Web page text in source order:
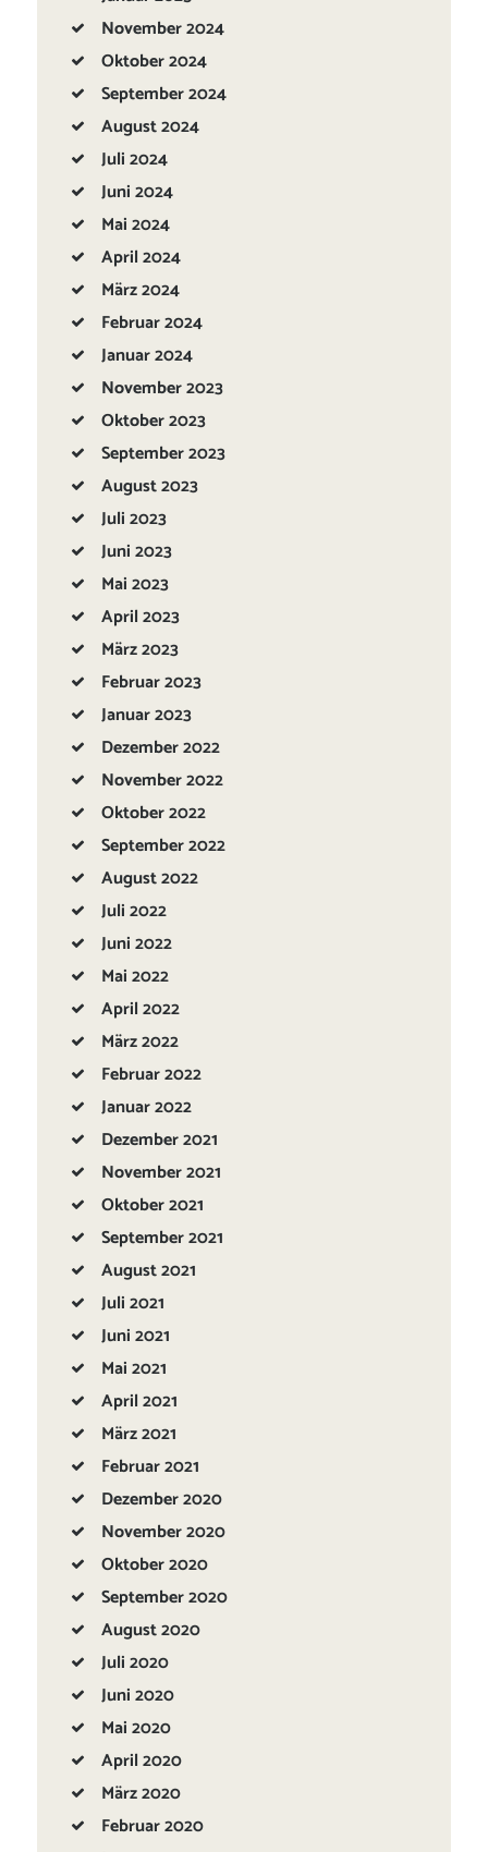
November2024
Oktober2024
September2024
August2024
Juli2024
Juni2024
Mai2024
April2024
März2024
Februar2024
Januar2024
November2023
Oktober2023
September2023
August2023
Juli2023
Juni2023
Mai2023
April2023
März2023
Februar2023
Januar2023
Dezember2022
November2022
Oktober2022
September2022
August2022
Juli2022
Juni2022
Mai2022
April2022
März2022
Februar2022
Januar2022
Dezember2021
November2021
Oktober2021
September2021
August2021
Juli2021
Juni2021
Mai2021
April2021
März2021
Februar2021
Dezember2020
November2020
Oktober2020
September2020
August2020
Juli2020
Juni2020
Mai2020
April2020
März2020
Februar2020